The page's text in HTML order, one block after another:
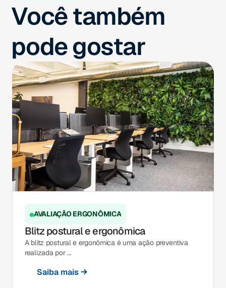
Você também
pode gostar
AVALIAÇÃO ERGONÔMICA
Blitz postural e ergonômica
A blitz postural e ergonômica é uma ação preventiva
realizada por ...
Saiba mais